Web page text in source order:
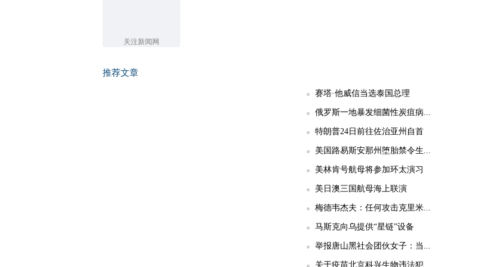
关注新闻网
推荐文章
赛塔·他威信当选泰国总理
俄罗斯一地暴发细菌性炭疽病...
特朗普24日前往佐治亚州自首
美国路易斯安那州堕胎禁令生...
美林肯号航母将参加环太演习
美日澳三国航母海上联演
梅德韦杰夫：任何攻击克里米...
马斯克向乌提供“星链”设备
举报唐山黑社会团伙女子：当...
关于疫苗北京科兴生物违法犯...